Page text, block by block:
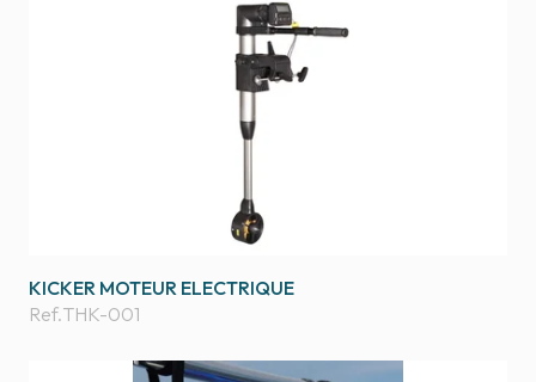
KICKER MOTEUR ELECTRIQUE
Ref.THK-001